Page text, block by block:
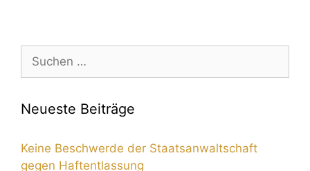
Neueste Beiträge
Keine Beschwerde der Staatsanwaltschaft
gegen Haftentlassung